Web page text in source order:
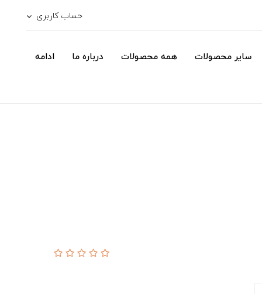
حساب کاربری
سایر محصولات همه محصولات درباره ما ادامه